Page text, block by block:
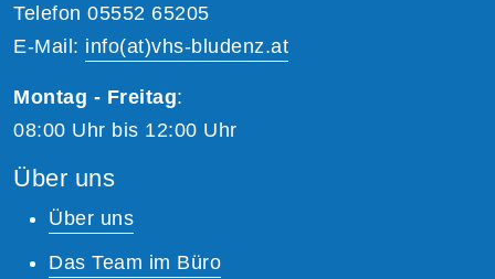
Telefon 05552 65205
E-Mail: info(at)vhs-bludenz.at
Montag - Freitag:
08:00 Uhr bis 12:00 Uhr
Über uns
Über uns
Das Team im Büro